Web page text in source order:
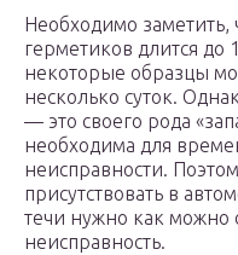
Необходимо
герметиков длится до
некоторые образцы
несколько суток.
— это своего рода
необходима для
неисправности.
присутствовать в
течи нужно как можно
неисправность.